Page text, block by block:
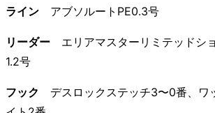
ライン アブソルートPE0.3号
リーダー エリアマスターリミテッドシ
1.2号
フック デスロックステッチ3〜0番、ワ